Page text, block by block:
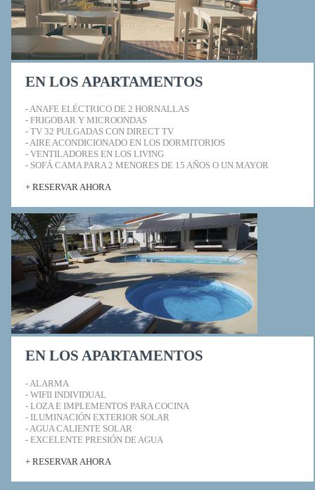
EN LOS APARTAMENTOS
- ANAFE ELÉCTRICO DE 2 HORNALLAS
- FRIGOBAR Y MICROONDAS
- TV 32 PULGADAS CON DIRECT TV
- AIRE ACONDICIONADO EN LOS DORMITORIOS
- VENTILADORES EN LOS LIVING
- SOFÁ CAMA PARA 2 MENORES DE 15 AÑOS O UN MAYOR
+ RESERVAR AHORA
EN LOS APARTAMENTOS
- ALARMA
- WIFII INDIVIDUAL
- LOZA E IMPLEMENTOS PARA COCINA
- ILUMINACIÓN EXTERIOR SOLAR
- AGUA CALIENTE SOLAR
- EXCELENTE PRESIÓN DE AGUA
+ RESERVAR AHORA